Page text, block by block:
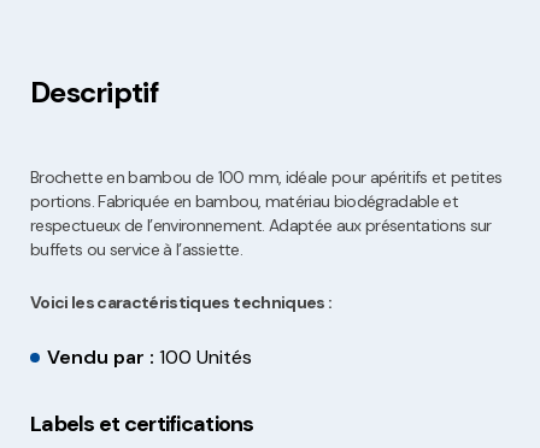
Descriptif
Brochette en bambou de 100 mm, idéale pour apéritifs et petites
portions. Fabriquée en bambou, matériau biodégradable et
respectueux de l’environnement. Adaptée aux présentations sur
buffets ou service à l’assiette.
Voici les caractéristiques techniques :
Vendu par : 100 Unités
Labels et certifications